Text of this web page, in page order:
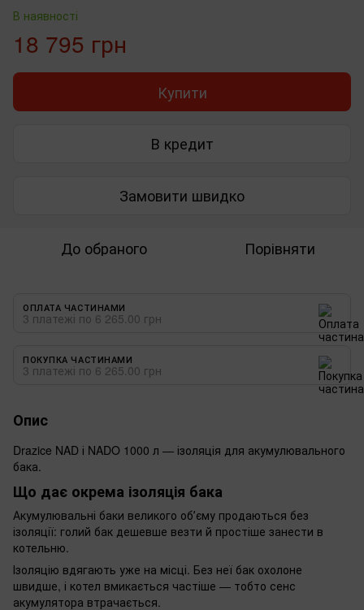
В наявності
18 795 грн
Купити
В кредит
Замовити швидко
До обраного Порівняти
ОПЛАТА ЧАСТИНАМИ
3 платежі по 6 265.00 грн
ПОКУПКА ЧАСТИНАМИ
3 платежі по 6 265.00 грн
Опис
Drazice NAD і NADO 1000 л — ізоляція для акумулювального
бака.
Що дає окрема ізоляція бака
Акумулювальні баки великого обʼєму продаються без
ізоляції: голий бак дешевше везти й простіше занести в
котельню.
Ізоляцію вдягають уже на місці. Без неї бак охолоне
швидше, і котел вмикається частіше — тобто сенс
акумулятора втрачається.